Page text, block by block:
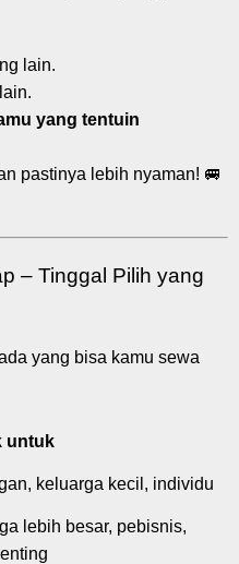
lain.
yang tentuin
pastinya lebih nyaman! 🚐
– Tinggal Pilih yang
yang bisa kamu sewa
untuk
keluarga kecil, individu
lebih besar, pebisnis,